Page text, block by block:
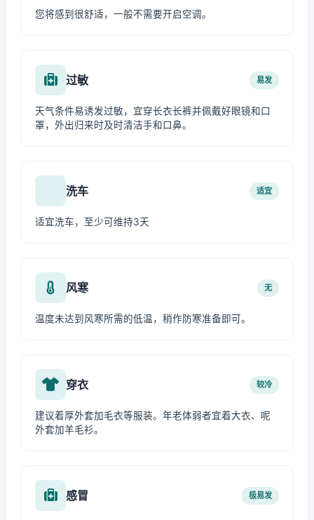
您将感到很舒适，一般不需要开启空调。
过敏 易发
天气条件易诱发过敏，宜穿长衣长裤并佩戴好眼镜和口
罩，外出归来时及时清洁手和口鼻。
洗车 适宜
适宜洗车，至少可维持3天
风寒 无
温度未达到风寒所需的低温，稍作防寒准备即可。
穿衣 较冷
建议着厚外套加毛衣等服装。年老体弱者宜着大衣、呢
外套加羊毛衫。
感冒 极易发